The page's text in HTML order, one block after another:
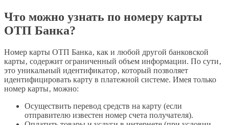
Что можно узнать по номеру карты
ОТП Банка?
Номер карты ОТП Банка‚ как и любой другой банковской
карты‚ содержит ограниченный объем информации. По сути‚
это уникальный идентификатор‚ который позволяет
идентифицировать карту в платежной системе. Имея только
номер карты‚ можно:
Осуществить перевод средств на карту (если
отправителю известен номер счета получателя).